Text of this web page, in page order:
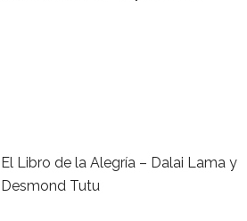
El Libro de la Alegría – Dalai Lama y
Desmond Tutu